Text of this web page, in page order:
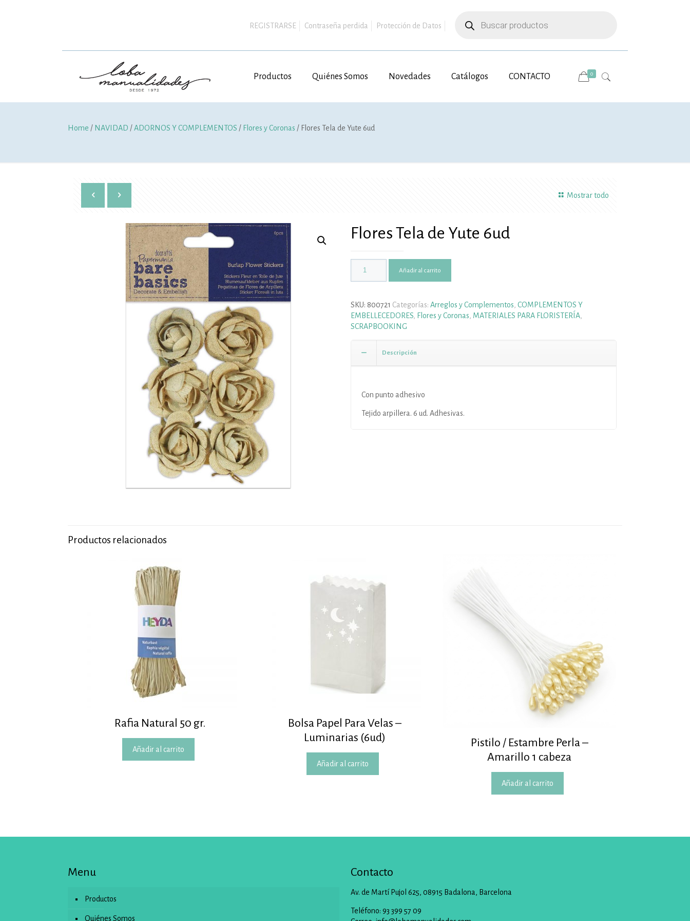
REGISTRARSE Contraseña perdida Protección de Datos
productos
Productos Quiénes Somos Novedades Catálogos CONTACTO 0
Home / NAVIDAD /ADORNOS Y COMPLEMENTOS / Flores y Coronas / Flores Tela de Yute 6ud
Mostrar todo
Flores Tela de Yute 6ud
Añadir al carrito
SKU: 800721 Categorías: Arreglos y Complementos COMPLEMENTOS Y
EMBELLECEDORES, Flores y Coronas MATERIALES PARA FLORISTERÍA,
SCRAPBOOKING
Descripción
Con punto adhesivo
Tejido arpillera. 6 ud. Adhesivas.
Productos relacionados
Rafia Natural 50 gr.
Añadir al carrito
Bolsa Papel Para Velas –
Luminarias (6ud)
Añadir al carrito
Pistilo / Estambre Perla –
Amarillo 1 cabeza
Añadir al carrito
Menu
Productos
Quiénes Somos
Contacto
Av. de Martí Pujol 625, 08915 Badalona, Barcelona
Teléfono: 93 399 57 09